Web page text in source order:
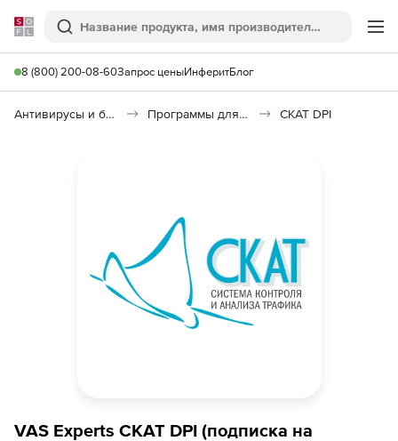
Softline
Поиск
8 (800) 200-08-60Запрос ценыИнферитБлог
Антивирусы и безопасность Программы для защиты информации СКАТ DPI
VAS Experts СКАТ DPI (подписка на